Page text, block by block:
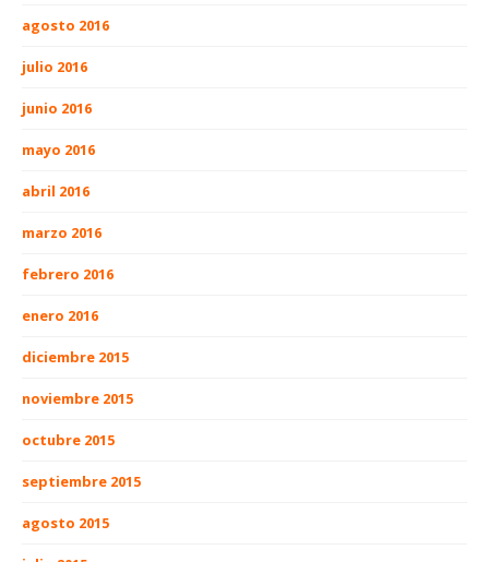
agosto 2016
julio 2016
junio 2016
mayo 2016
abril 2016
marzo 2016
febrero 2016
enero 2016
diciembre 2015
noviembre 2015
octubre 2015
septiembre 2015
agosto 2015